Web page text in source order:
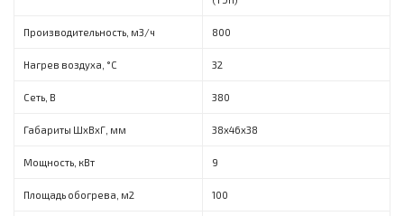
Производительность, м3/ч 800
Нагрев воздуха, °C 32
Сеть, В 380
Габариты ШхВхГ, мм 38х46х38
Мощность, кВт 9
Площадь обогрева, м2 100